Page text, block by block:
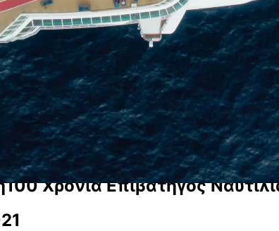
100 Χρόνια Επιβατηγός Ναυτιλί